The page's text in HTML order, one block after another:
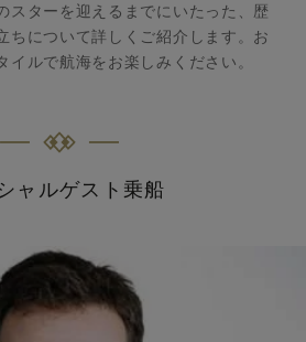
スターを迎えるまでにいたった、歴
ちについて詳しくご紹介します。お
イルで航海をお楽しみください。
ャルゲスト乗船